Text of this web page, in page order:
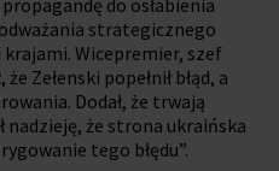
strategicznego
Wicepremier, szef
Zełenski popełnił błąd, a
Dodał, że trwają
nadzieję, że strona ukraińska
tego błędu”.